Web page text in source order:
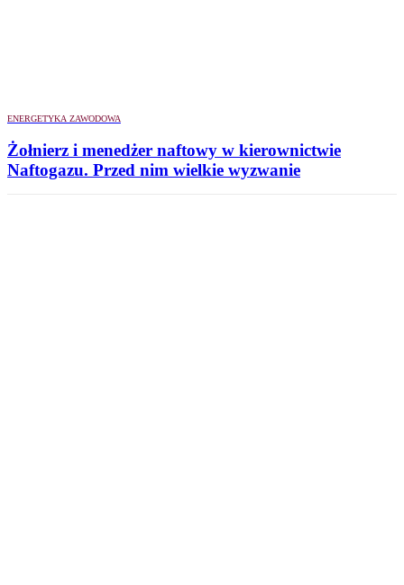
ENERGETYKA ZAWODOWA
Żołnierz i menedżer naftowy w kierownictwie
Naftogazu. Przed nim wielkie wyzwanie